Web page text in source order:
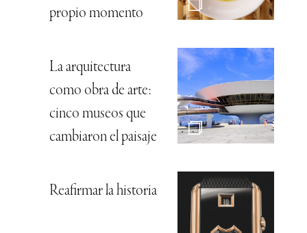
propio momento
La arquitectura
como obra de arte:
cinco museos que
cambiaron el paisaje
Reafirmar la historia